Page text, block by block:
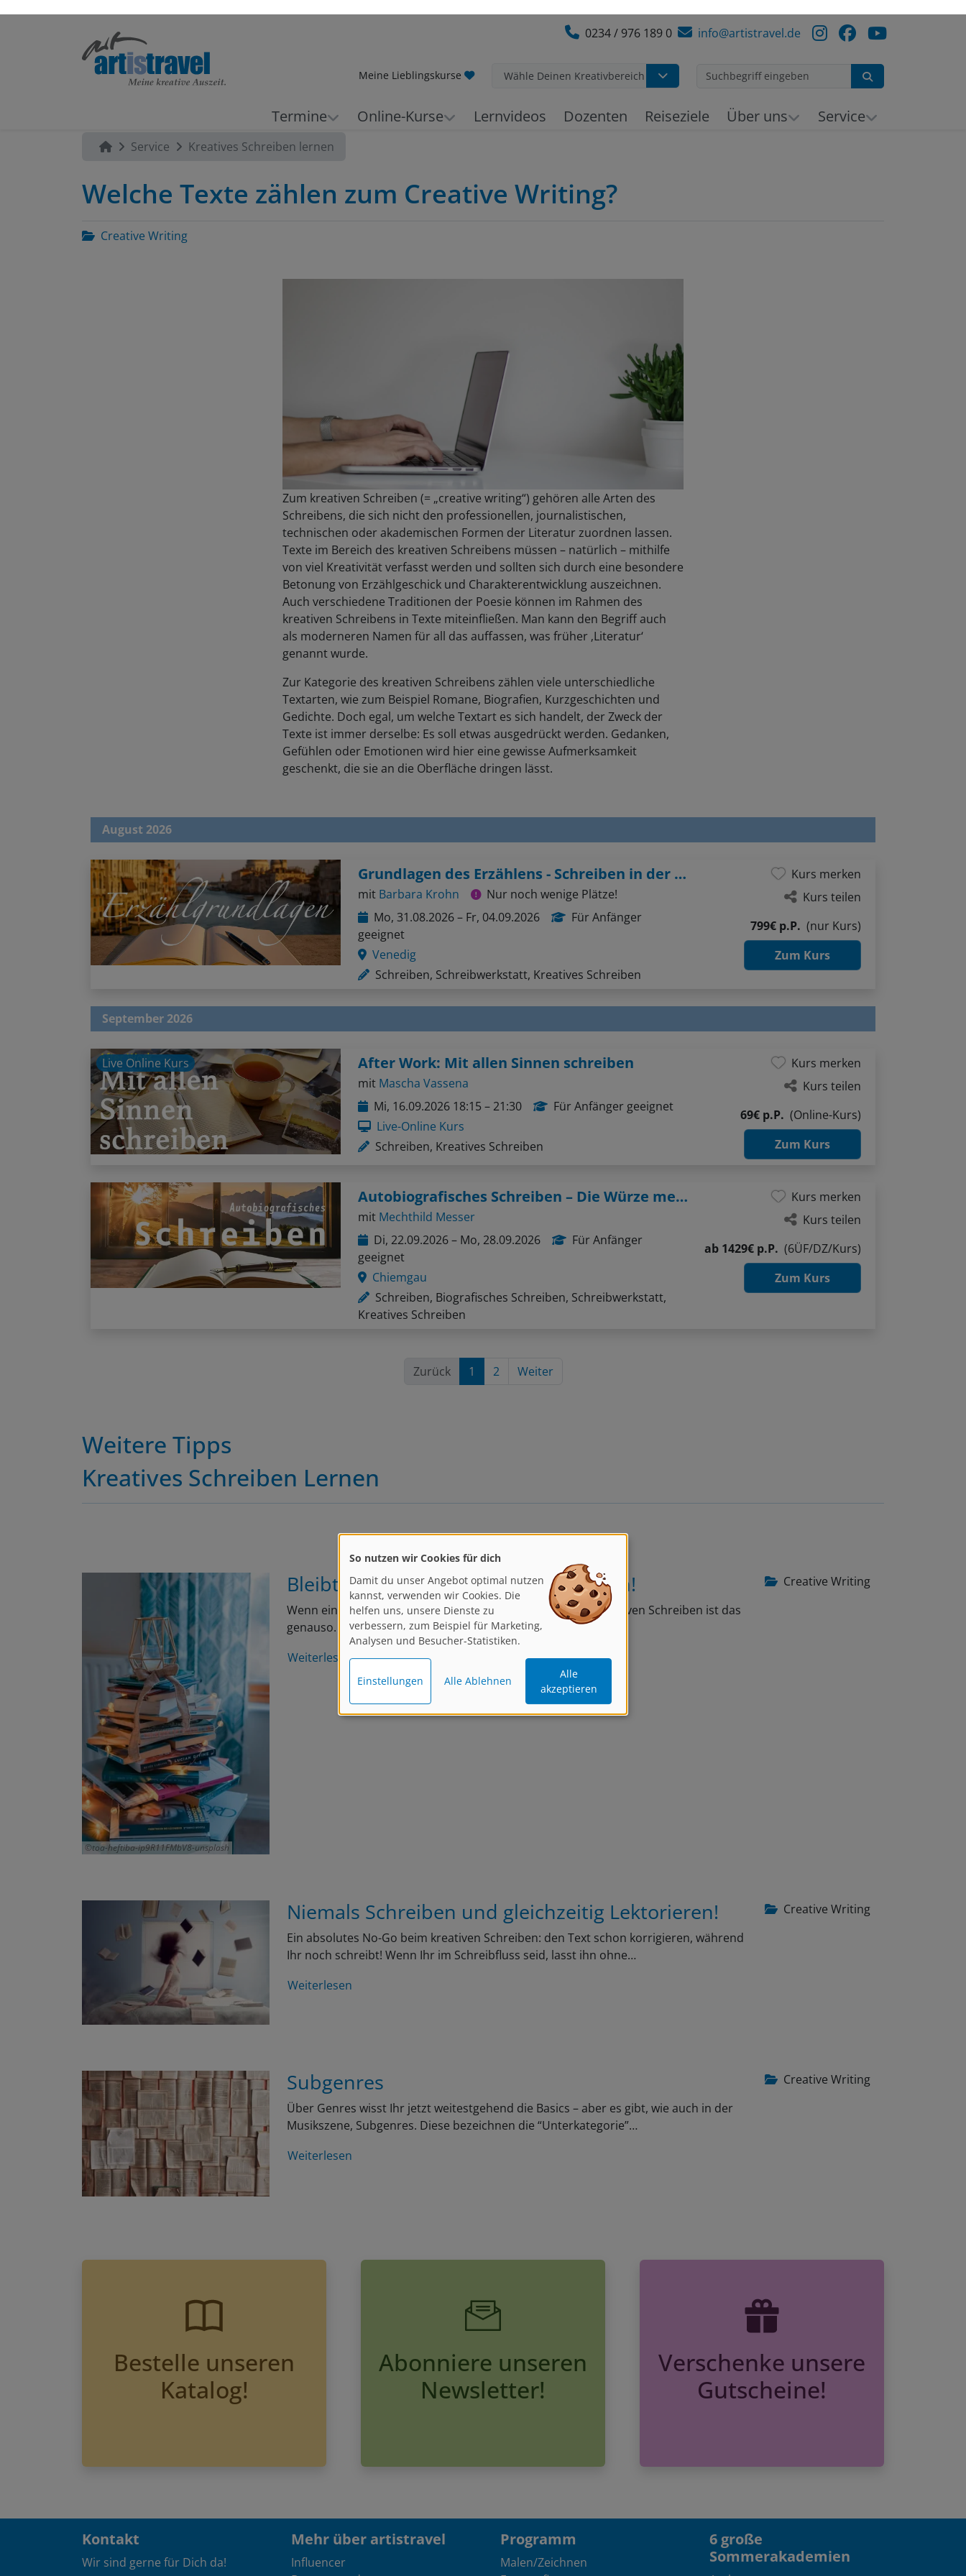
0234 / 976 189 0 info@artistravel.de
Suchen
Service Kreatives Schreiben lernen
Welche Texte zählen zum Creative Writing?
Creative Writing
Zum kreativen Schreiben (= „creative writing“) gehören alle Arten des
Schreibens, die sich nicht den professionellen, journalistischen,
technischen oder akademischen Formen der Literatur zuordnen lassen.
Texte im Bereich des kreativen Schreibens müssen – natürlich – mithilfe
von viel Kreativität verfasst werden und sollten sich durch eine besondere
Betonung von Erzählgeschick und Charakterentwicklung auszeichnen.
Auch verschiedene Traditionen der Poesie können im Rahmen des
kreativen Schreibens in Texte miteinfließen. Man kann den Begriff auch
als moderneren Namen für all das auffassen, was früher ‚Literatur‘
genannt wurde.
Zur Kategorie des kreativen Schreibens zählen viele unterschiedliche
Textarten, wie zum Beispiel Romane, Biografien, Kurzgeschichten und
Gedichte. Doch egal, um welche Textart es sich handelt, der Zweck der
Texte ist immer derselbe: Es soll etwas ausgedrückt werden. Gedanken,
Gefühlen oder Emotionen wird hier eine gewisse Aufmerksamkeit
geschenkt, die sie an die Oberfläche dringen lässt.
August 2026
Grundlagen des Erzählens - Schreiben in der Lagunenstadt
mit Barbara Krohn
Nur noch wenige Plätze!
Mo, 31.08.2026 – Fr, 04.09.2026
Für Anfänger
geeignet
Venedig
Schreiben, Schreibwerkstatt, Kreatives Schreiben
Kurs merken
Kurs teilen
799€ p.P. (nur Kurs)
Zum Kurs
September 2026
Live Online Kurs After Work: Mit allen Sinnen schreiben
mit Mascha Vassena
Mi, 16.09.2026 18:15 – 21:30
Für Anfänger geeignet
Live-Online Kurs
Schreiben, Kreatives Schreiben
Kurs merken
Kurs teilen
69€ p.P. (Online-Kurs)
Zum Kurs
Autobiografisches Schreiben – Die Würze meines Lebens
mit Mechthild Messer
Di, 22.09.2026 – Mo, 28.09.2026
Für Anfänger
geeignet
Chiemgau
Schreiben, Biografisches Schreiben, Schreibwerkstatt,
Kreatives Schreiben
Kurs merken
Kurs teilen
ab 1429€ p.P. (6ÜF/DZ/Kurs)
Zum Kurs
Zurück 1 2 Weiter
Weitere Tipps
Kreatives Schreiben Lernen
toa-heftiba-ip9R11FMbV8-unsplash
Creative Writing
Bleibt nicht im Gedankenstau stecken!
Wenn ein Stau aufkommt, fühlt sich niemand wohl. Beim kreativen Schreiben ist das
genauso. Lasst Euch aber von Eurem Gedankenstau oder der…
Weiterlesen
Creative Writing
Niemals Schreiben und gleichzeitig Lektorieren!
Ein absolutes No-Go beim kreativen Schreiben: den Text schon korrigieren, während
Ihr noch schreibt! Wenn Ihr im Schreibfluss seid, lasst ihn ohne…
Weiterlesen
Creative Writing
Subgenres
Über Genres wisst Ihr jetzt weitestgehend die Basics – aber es gibt, wie auch in der
Musikszene, Subgenres. Diese bezeichnen die “Unterkategorie”…
Weiterlesen
Bestelle unseren
Katalog!
Abonniere unseren
Newsletter!
Verschenke unsere
Gutscheine!
Kontakt
Wir sind gerne für Dich da!
Mehr über artistravel
Influencer
Programm
Malen/Zeichnen
6 große
Sommerakademien
Damit du unser Angebot optimal nutzen
kannst, verwenden wir Cookies. Die
helfen uns, unsere Dienste zu
verbessern, zum Beispiel für Marketing,
Analysen und Besucher-Statistiken.
Alle
akzeptieren